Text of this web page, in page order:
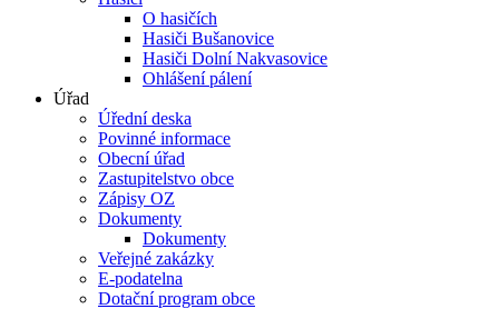
O hasičích
Hasiči Bušanovice
Hasiči Dolní Nakvasovice
Ohlášení pálení
Úřad
Úřední deska
Povinné informace
Obecní úřad
Zastupitelstvo obce
Zápisy OZ
Dokumenty
Dokumenty
Veřejné zakázky
E-podatelna
Dotační program obce